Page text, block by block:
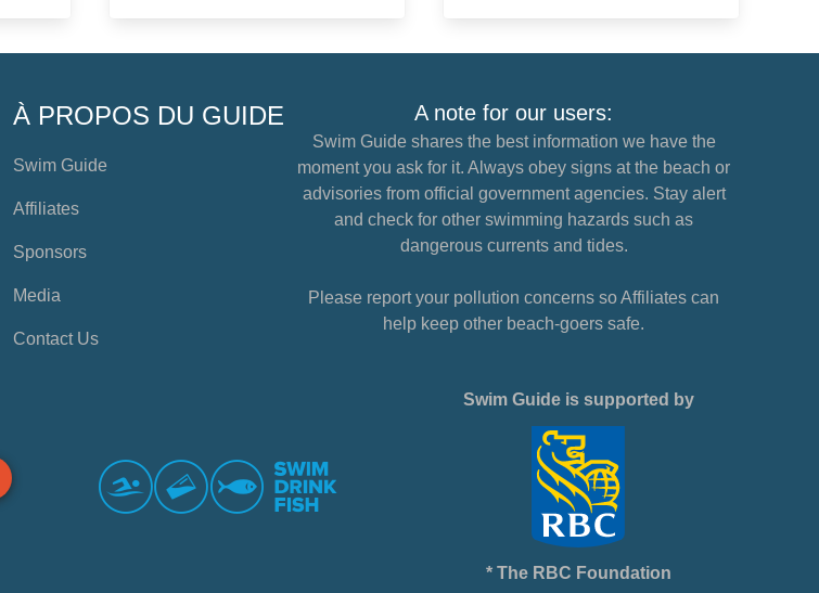
À PROPOS DU GUIDE
Swim Guide
Affiliates
Sponsors
Media
Contact Us
A note for our users:
Swim Guide shares the best information we have the
moment you ask for it. Always obey signs at the beach or
advisories from official government agencies. Stay alert
and check for other swimming hazards such as
dangerous currents and tides.
Please report your pollution concerns so Affiliates can
help keep other beach-goers safe.
Swim Guide is supported by
* The RBC Foundation